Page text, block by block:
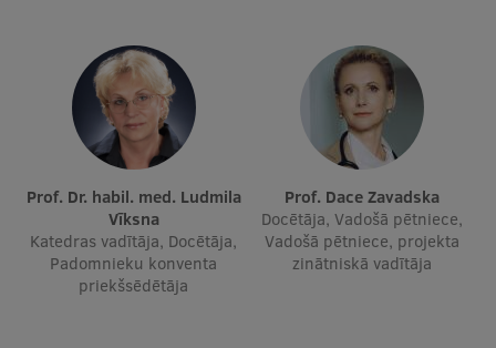
Pētniecības pakalpojumi
Pētniecības projekti
Zinātnieku brokastis
Vertikāli integrētie projekti
Zinātniskās konferences
Inovāciju centrs
Prof. Dr. habil. med. Ludmila
Vīksna
Katedras vadītāja, Docētāja,
Padomnieku konventa
priekšsēdētāja
Prof. Dace Zavadska
Docētāja, Vadošā pētniece,
Vadošā pētniece, projekta
zinātniskā vadītāja